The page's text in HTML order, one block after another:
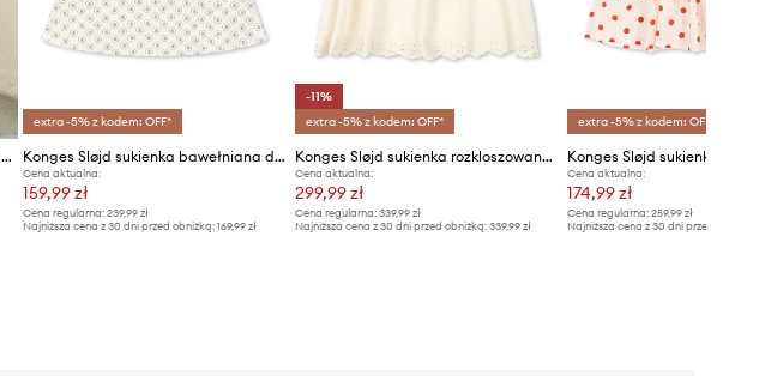
Konges Sløjd sukienka bawełniana dziecięca CAMI SMOCK DRESS GOTS
extra -5% z kodem: OFF*
Konges Sløjd sukienka bawełniana dziecięca CLASSIC SS DRESS GOTS
Cena aktualna:
159,99 zł
Cena regularna: 239,99 zł
Najniższa cena z 30 dni przed obniżką: 169,99 zł
-11%
extra -5% z kodem: OFF*
Konges Sløjd sukienka rozkloszowana bawełniana POSEY DRESS
Cena aktualna:
299,99 zł
Cena regularna:339,99 zł
Najniższa cena z 30 dni przed obniżką:339,99 zł
extra -5% z kodem: OFF*
Cena aktualna:
174,99 zł
Cena regularna: 259,99 zł
Najniższa cena z 30 dni przed obniżką: